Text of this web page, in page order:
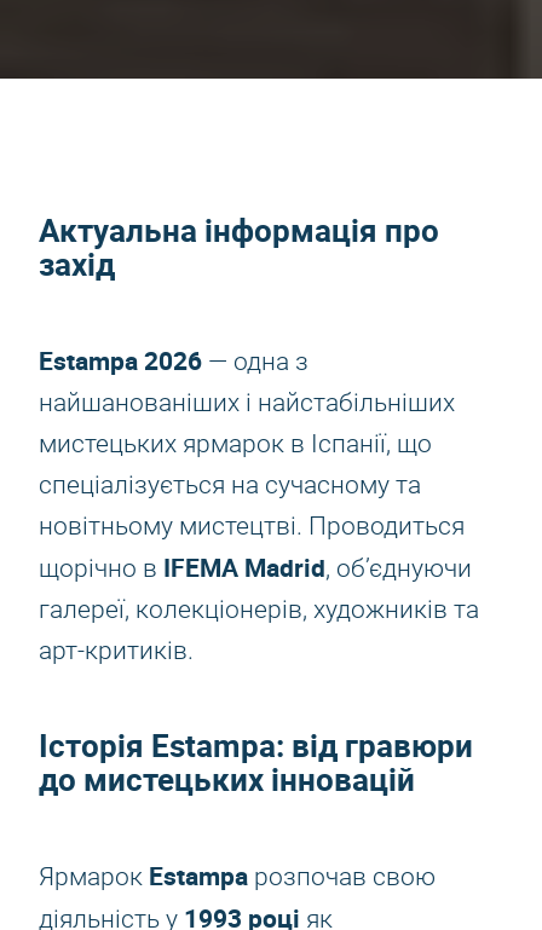
Актуальна інформація про
захід
Estampa 2026 — одна з
найшанованіших і найстабільніших
мистецьких ярмарок в Іспанії, що
спеціалізується на сучасному та
новітньому мистецтві. Проводиться
щорічно в IFEMA Madrid, об’єднуючи
галереї, колекціонерів, художників та
арт-критиків.
Історія Estampa: від гравюри
до мистецьких інновацій
Ярмарок Estampa розпочав свою
діяльність у 1993 році як